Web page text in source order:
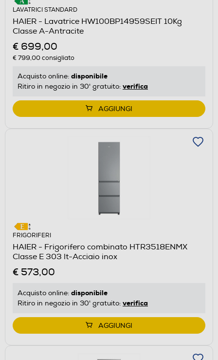
LAVATRICI STANDARD
HAIER - Lavatrice HW100BP14959SEIT 10Kg
Classe A-Antracite
€ 699,00
€ 799,00consigliato
Acquisto online: disponibile
Ritiro in negozio in 30' gratuito: verifica
AGGIUNGI
FRIGORIFERI
HAIER - Frigorifero combinato HTR3518ENMX
Classe E 303 lt-Acciaio inox
€ 573,00
Acquisto online: disponibile
Ritiro in negozio in 30' gratuito: verifica
AGGIUNGI